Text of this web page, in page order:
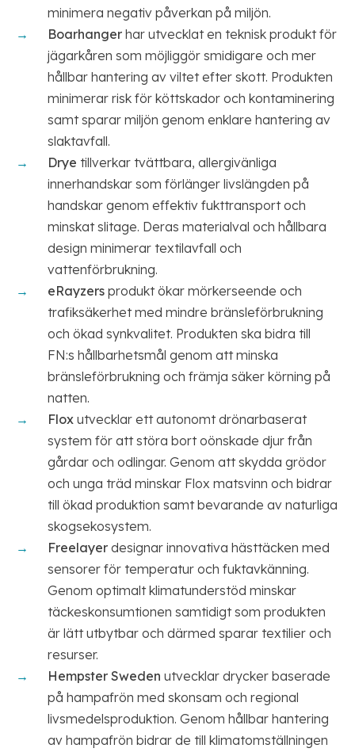
minimera negativ påverkan på miljön.
Boarhanger har utvecklat en teknisk produkt för
jägarkåren som möjliggör smidigare och mer
hållbar hantering av viltet efter skott. Produkten
minimerar risk för köttskador och kontaminering
samt sparar miljön genom enklare hantering av
slaktavfall.
Drye tillverkar tvättbara, allergivänliga
innerhandskar som förlänger livslängden på
handskar genom effektiv fukttransport och
minskat slitage. Deras materialval och hållbara
design minimerar textilavfall och
vattenförbrukning.
eRayzers produkt ökar mörkerseende och
trafiksäkerhet med mindre bränsleförbrukning
och ökad synkvalitet. Produkten ska bidra till
FN:s hållbarhetsmål genom att minska
bränsleförbrukning och främja säker körning på
natten.
Flox utvecklar ett autonomt drönarbaserat
system för att störa bort oönskade djur från
gårdar och odlingar. Genom att skydda grödor
och unga träd minskar Flox matsvinn och bidrar
till ökad produktion samt bevarande av naturliga
skogsekosystem.
Freelayer designar innovativa hästtäcken med
sensorer för temperatur och fuktavkänning.
Genom optimalt klimatunderstöd minskar
täckeskonsumtionen samtidigt som produkten
är lätt utbytbar och därmed sparar textilier och
resurser.
Hempster Sweden utvecklar drycker baserade
på hampafrön med skonsam och regional
livsmedelsproduktion. Genom hållbar hantering
av hampafrön bidrar de till klimatomställningen